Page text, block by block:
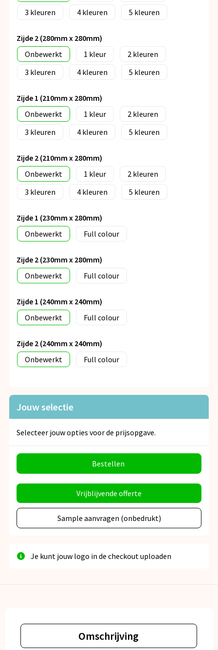
3
4 5
Zijde 2 (280mm x 280mm)
Onbewerkt
1
2
3
4 5
Zijde 1 (210mm x 280mm)
Onbewerkt
1
2
3
4 5
Zijde 2 (210mm x 280mm)
Onbewerkt
1
2
3
4 5
Zijde 1 (230mm x 280mm)
Onbewerkt
Full colour
Zijde 2 (230mm x 280mm)
Onbewerkt
Full colour
Zijde 1 (240mm x 240mm)
Onbewerkt
Full colour
Zijde 2 (240mm x 240mm)
Onbewerkt
Full colour
Jouw selectie
Selecteer jouw opties voor de prijsopgave.
Bestellen
Vrijblijvende offerte
Sample aanvragen (onbedrukt)
Je kunt jouw logo in de checkout uploaden
Omschrijving